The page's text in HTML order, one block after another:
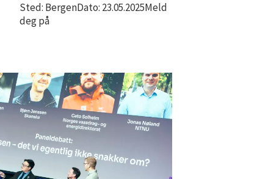
Sted: BergenDato: 23.05.2025Meld
deg på